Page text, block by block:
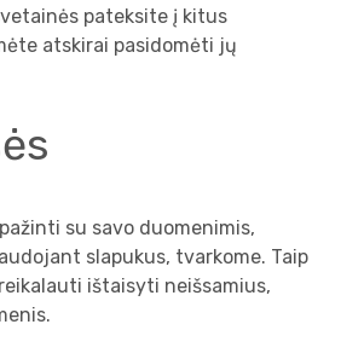
pateksite į kitus
atskirai pasidomėti jų
su savo duomenimis,
slapukus, tvarkome. Taip
ištaisyti neišsamius,